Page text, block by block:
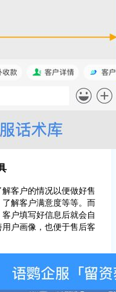
客户的情况以便做好售
解客户满意度等等。而
户填写好信息后就会自
户画像，也便于售后客